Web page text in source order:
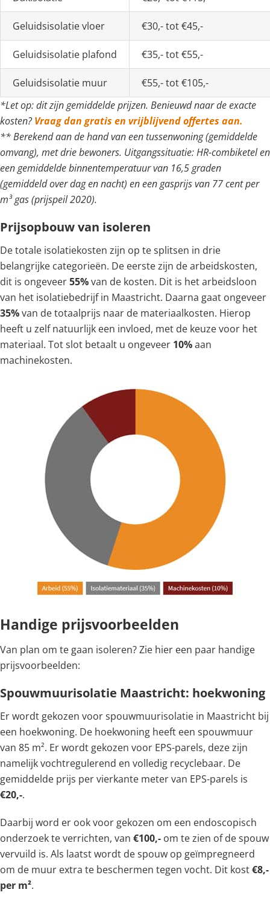
Geluidsisolatie vloer €30,- tot €45,-
Geluidsisolatie plafond €35,- tot €55,-
Geluidsisolatie muur
€55,- tot €105,-
*Let op: dit zijn gemiddelde prijzen. Benieuwd naar de exacte
kosten?Vraag dan gratis en vrijblijvend offertes aan.
** Berekend aan de hand van een tussenwoning (gemiddelde
omvang), met drie bewoners. Uitgangssituatie: HR-combiketel en
een gemiddelde binnentemperatuur van 16,5 graden
(gemiddeld over dag en nacht) en een gasprijs van 77 cent per
m³ gas (prijspeil 2020).
Prijsopbouw van isoleren
De totale isolatiekosten zijn op te splitsen in drie
belangrijke categorieën. De eerste zijn de arbeidskosten,
dit is ongeveer55%van de kosten. Dit is het arbeidsloon
van het isolatiebedrijf in Maastricht. Daarna gaat ongeveer
35%van de totaalprijs naar de materiaalkosten. Hierop
heeft u zelf natuurlijk een invloed, met de keuze voor het
materiaal. Tot slot betaalt u ongeveer 10%aan
machinekosten.
Handige prijsvoorbeelden
Van plan om te gaan isoleren? Zie hier een paar handige
prijsvoorbeelden:
Spouwmuurisolatie Maastricht: hoekwoning
Er wordt gekozen voor spouwmuurisolatie in Maastricht bij
een hoekwoning. De hoekwoning heeft een spouwmuur
van 85 m². Er wordt gekozen voor EPS-parels, deze zijn
namelijk vochtregulerend en volledig recyclebaar. De
gemiddelde prijs per vierkante meter van EPS-parels is
€20,-.
Daarbij word er ook voor gekozen om een endoscopisch
onderzoek te verrichten, van €100,- om te zien of de spouw
vervuild is. Als laatst wordt de spouw op geïmpregneerd
om de muur extra te beschermen tegen vocht. Dit kost€8,-
per m².